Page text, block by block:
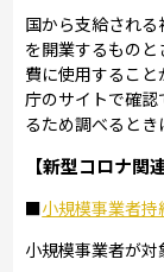
国から支給され
を開業するもの
費に使用するこ
庁のサイトで確
るため調べるとき
【新型コロナ関
■小規模事業者持
小規模事業者が対